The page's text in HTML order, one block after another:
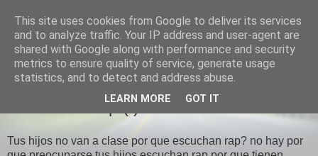
El Otro Lao
Frases de Rap (I)
Tus hijos no van a clase por que escuchan rap? no hay por
This site uses cookies from Google to deliver its services
and to analyze traffic. Your IP address and user-agent are
shared with Google along with performance and security
metrics to ensure quality of service, generate usage
statistics, and to detect and address abuse.
LEARN MORE GOT IT